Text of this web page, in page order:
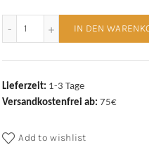
IN DEN
Lieferzeit: 1-3 Tage
Versandkostenfrei ab: 75€
Add to wishlist